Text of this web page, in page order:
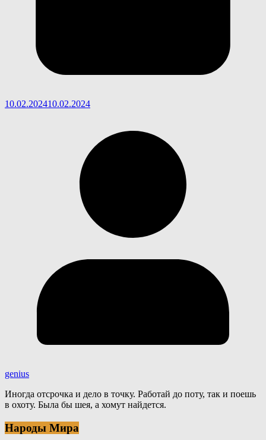
10.02.202410.02.2024
genius
Иногда отсрочка и дело в точку. Работай до поту, так и поешь
в охоту. Была бы шея, а хомут найдется.
Народы Мира